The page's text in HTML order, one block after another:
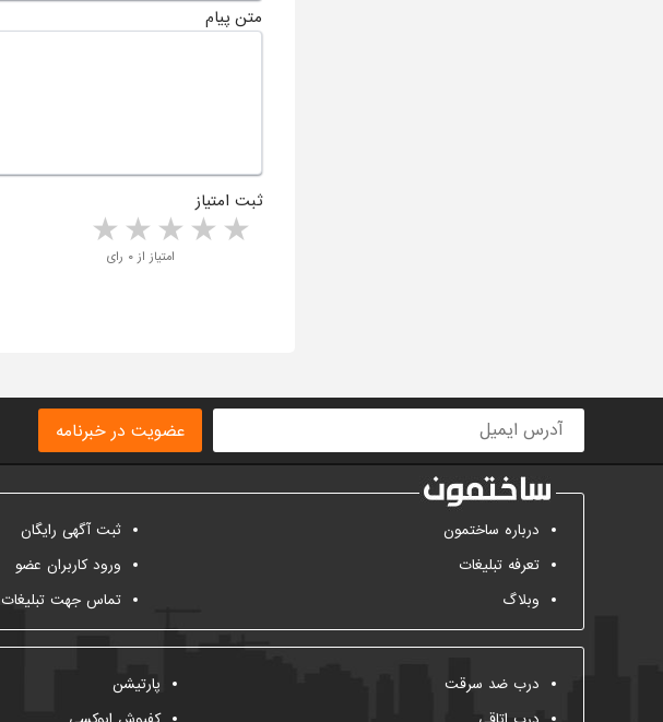
متن پیام
ثبت امتیاز
4 stars 3 stars 2 stars 1 star امتیاز از ۰ رای
عضویت در خبرنامه
درباره ساختمون
تعرفه تبلیغات
وبلاگ
ثبت آگهی رایگان
ورود کاربران عضو
تماس جهت تبلیغات
درب ضد سرقت
پارتیشن